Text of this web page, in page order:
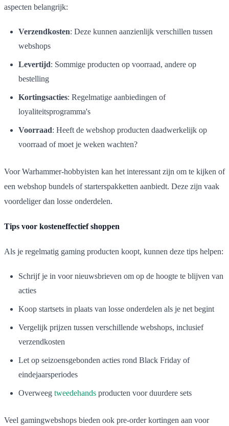
aspecten belangrijk:
Verzendkosten: Deze kunnen aanzienlijk verschillen tussen
webshops
Levertijd: Sommige producten op voorraad, andere op
bestelling
Kortingsacties: Regelmatige aanbiedingen of
loyaliteitsprogramma's
Voorraad: Heeft de webshop producten daadwerkelijk op
voorraad of moet je weken wachten?
Voor Warhammer-hobbyisten kan het interessant zijn om te kijken of
een webshop bundels of starterspakketten aanbiedt. Deze zijn vaak
voordeliger dan losse onderdelen.
Tips voor kosteneffectief shoppen
Als je regelmatig gaming producten koopt, kunnen deze tips helpen:
Schrijf je in voor nieuwsbrieven om op de hoogte te blijven van
acties
Koop startsets in plaats van losse onderdelen als je net begint
Vergelijk prijzen tussen verschillende webshops, inclusief
verzendkosten
Let op seizoensgebonden acties rond Black Friday of
eindejaarsperiodes
Overweeg tweedehands producten voor duurdere sets
Veel gamingwebshops bieden ook pre-order kortingen aan voor